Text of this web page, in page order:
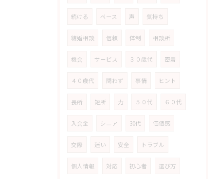
続ける ペース 声 気持ち
結婚相談 信頼 体制 相談所
機会 サービス ３０歳代 密着
４０歳代 問わず 事情 ヒント
長所 短所 力 ５０代 ６０代
入会金 シニア 30代 価値感
交際 迷い 安全 トラブル
個人情報 対応 初心者 選び方